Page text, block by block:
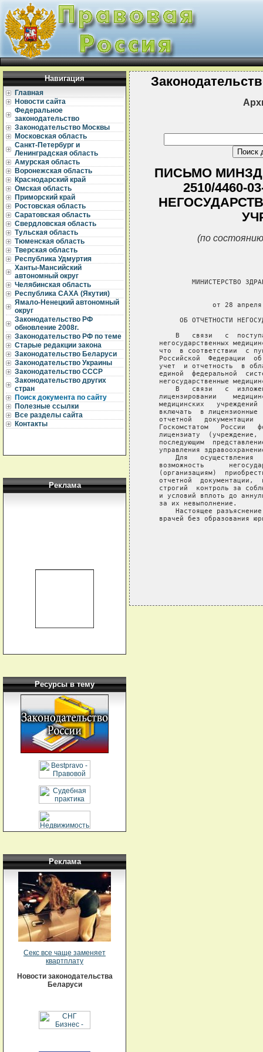
Навигация
Главная
Новости сайта
Федеральное
законодательство
Законодательство Москвы
Московская область
Санкт-Петербург и
Ленинградская область
Амурская область
Воронежская область
Краснодарский край
Омская область
Приморский край
Ростовская область
Саратовская область
Свердловская область
Тульская область
Тюменская область
Тверская область
Республика Удмуртия
Ханты-Мансийский
автономный округ
Челябинская область
Республика САХА (Якутия)
Ямало-Ненецкий автономный
округ
Законодательство РФ
обновление 2008г.
Законодательство РФ по теме
Старые редакции закона
Законодательство Беларуси
Законодательство Украины
Законодательство СССР
Законодательство других
стран
Поиск документа по сайту
Полезные ссылки
Все разделы сайта
Контакты
Реклама
Ресурсы в тему
Реклама
Секс все чаще заменяет
квартплату
Новости законодательства
Беларуси
ПИСЬМО
2510/4460-
(по
МИНИСТЕРСТВО
от 28
ОБ ОТЧЕТНОСТИ
В   связи   с
негосударственных
что  в соответствии  с
Российской  Федерации
учет  и отчетность  в
единой  федеральной
негосударственные
В   связи   с
лицензировании
медицинских   учреждений
включать  в лицензионные
отчетной   документации
Госкомстатом   России
лицензиату  (учреждение,
последующим
управления
Для   осуществления
возможность
(организациям)
отчетной  документации,
строгий  контроль за
и условий вплоть до
   за их невыполнение.
Настоящее
врачей без образования